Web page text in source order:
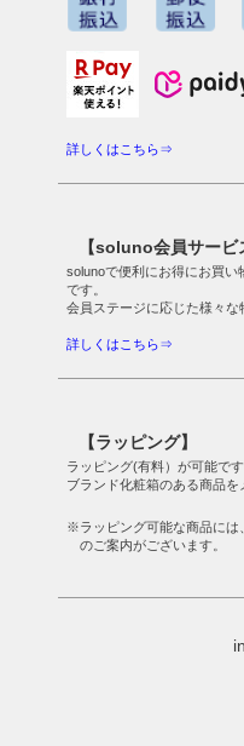
詳しくはこちら⇒
【soluno会員サービ
solunoで便利にお得にお買い
です。
会員ステージに応じた様々な
詳しくはこちら⇒
【ラッピング】
ラッピング(有料）が可能です
ブランド化粧箱のある商品を
※ラッピング可能な商品には
のご案内がございます。